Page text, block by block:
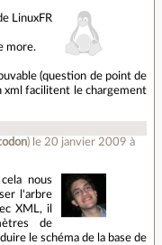
LinuxFR
more.
(question de point de
xml facilitent le chargement
) le 20 janvier 2009 à
nous
l'arbre
XML, il
de
le schéma de la base de